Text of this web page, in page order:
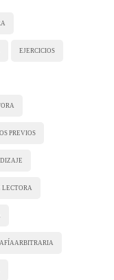
EJERCICIOS
PREVIOS
LECTORA
ARBITRARIA